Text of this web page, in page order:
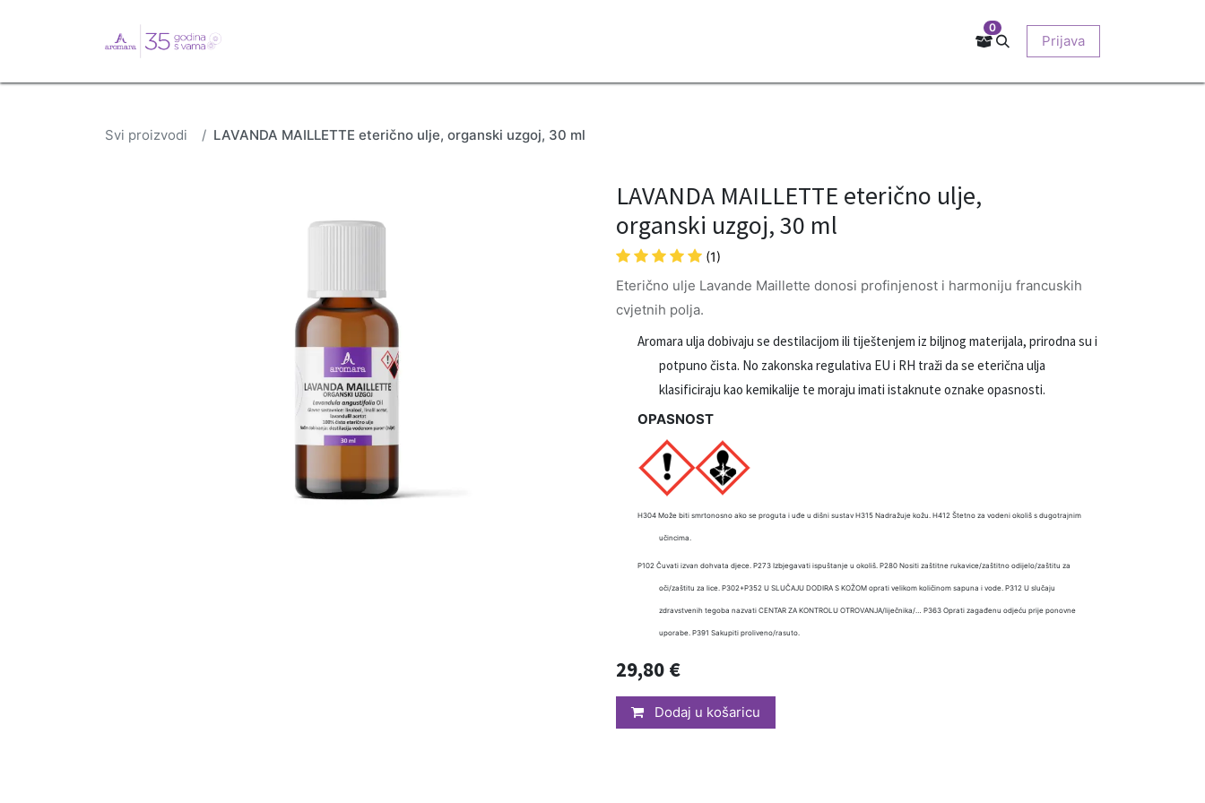
Prodajna mjesta EU-projekti
0
Prijava
Svi proizvodi LAVANDA MAILLETTE eterično ulje, organski uzgoj, 30 ml
LAVANDA MAILLETTE eterično ulje,
organski uzgoj, 30 ml
(1)
Eterično ulje Lavande Maillette donosi profinjenost i harmoniju francuskih
cvjetnih polja.
Aromara ulja dobivaju se destilacijom ili tiještenjem iz biljnog materijala, prirodna su i
potpuno čista. No zakonska regulativa EU i RH traži da se eterična ulja
klasificiraju kao kemikalije te moraju imati istaknute oznake opasnosti.
OPASNOST
H304 Može biti smrtonosno ako se proguta i uđe u dišni sustav H315 Nadražuje kožu. H412 Štetno za vodeni okoliš s dugotrajnim
učincima.
P102 Čuvati izvan dohvata djece. P273 Izbjegavati ispuštanje u okoliš. P280 Nositi zaštitne rukavice/zaštitno odijelo/zaštitu za
oči/zaštitu za lice. P302+P352 U SLUČAJU DODIRA S KOŽOM oprati velikom količinom sapuna i vode. P312 U slučaju
zdravstvenih tegoba nazvati CENTAR ZA KONTROLU OTROVANJA/liječnika/… P363 Oprati zagađenu odjeću prije ponovne
uporabe. P391 Sakupiti proliveno/rasuto.
29,80 €
Dodaj u košaricu